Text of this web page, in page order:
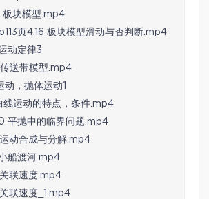
板块模型.mp4
页4.16 板块模型滑动与否判断.mp4
动定律3
传送带模型.mp4
动，抛体运动1
线运动的特点，条件.mp4
平抛中的临界问题.mp4
动合成与分解.mp4
船渡河.mp4
联速度.mp4
联速度_1.mp4